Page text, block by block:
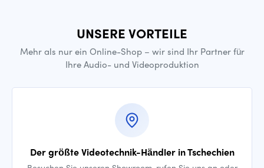
UNSERE VORTEILE
Mehr als nur ein Online-Shop – wir sind Ihr Partner für
Ihre Audio- und Videoproduktion
Der größte Videotechnik-Händler in Tschechien